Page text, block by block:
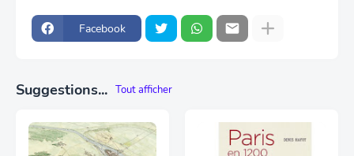
Facebook
Suggestions... Tout afficher